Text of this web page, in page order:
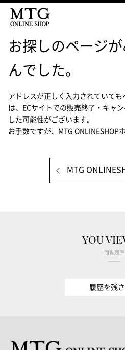
お探しのページ
んでした。
アドレスが正しく入力されていて
は、
ECサイトでの販売終了・キャ
した可能性がございます。
お手数ですが、MTG ONLINESHOP
MTG
YOU
閲覧履歴
履歴を残